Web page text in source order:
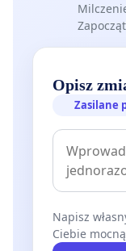
Opisz
Zasilane
Napisz
Ciebie